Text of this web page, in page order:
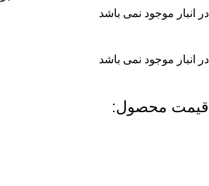
در انبار موجود نمی باشد
در انبار موجود نمی باشد
قیمت محصول:​